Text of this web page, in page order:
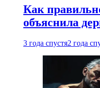
Как
объяснила
3 года спустя2 года